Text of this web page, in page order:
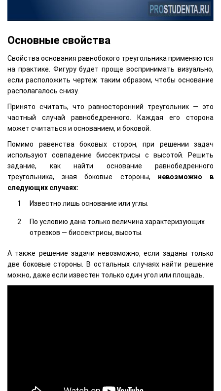
Основные свойства
Свойства основания равнобокого треугольника применяются
на практике. Фигуру будет проще воспринимать визуально,
если расположить чертеж таким образом, чтобы основание
располагалось снизу.
Принято считать, что равносторонний треугольник — это
частный случай равнобедренного. Каждая его сторона
может считаться и основанием, и боковой.
Помимо равенства боковых сторон, при решении задач
используют совпадение биссектрисы с высотой. Решить
задание, как найти основание равнобедренного
треугольника, зная боковые стороны, невозможно в
следующих случаях:
Известно лишь основание или углы.
По условию дана только величина характеризующих
отрезков — биссектрисы, высоты.
А также решение задачи невозможно, если заданы только
две боковые стороны. В остальных случаях найти решение
можно, даже если известен только один угол или площадь.